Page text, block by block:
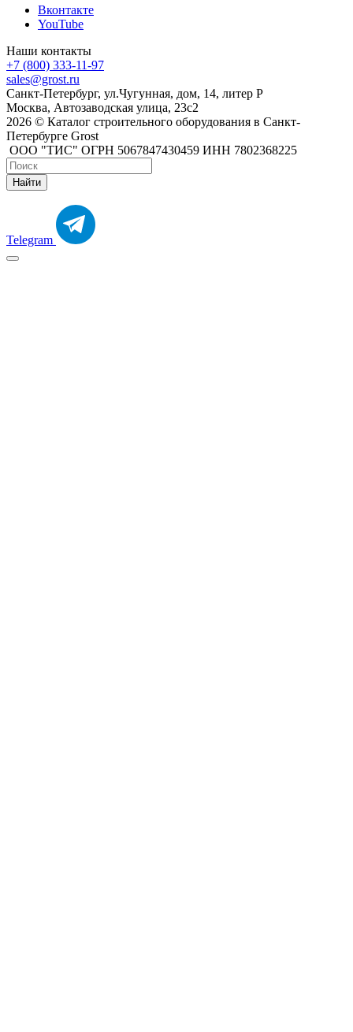
Вконтакте
YouTube
Наши контакты
+7 (800) 333-11-97
sales@grost.ru
Санкт-Петербург, ул.Чугунная, дом, 14, литер Р
Москва, Автозаводская улица, 23с2
2026 © Каталог строительного оборудования в Санкт-
Петербурге Grost
ООО "ТИС" ОГРН 5067847430459 ИНН 7802368225
Найти
Telegram